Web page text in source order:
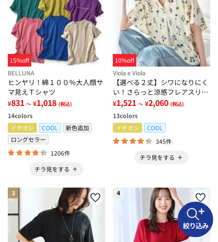
15%off
BELLUNA
ヒンヤリ！綿１００％大人顔サ
マ見えＴシャツ
¥831 ～ ¥1,018 (税込)
14colors
イチオシ
COOL
新色追加
ロングセラー
1206件
チラ見をする
10%off
Viola e Viola
【選べる２丈】シワになりにく
い！さらっと涼感フレアスリー
ブブラウス
¥1,521 ～ ¥2,060 (税込)
13colors
イチオシ
COOL
345件
チラ見をする
3 4
絞り込み